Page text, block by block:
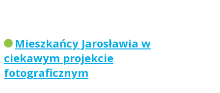
Mieszkańcy Jarosławia w
ciekawym projekcie
fotograficznym